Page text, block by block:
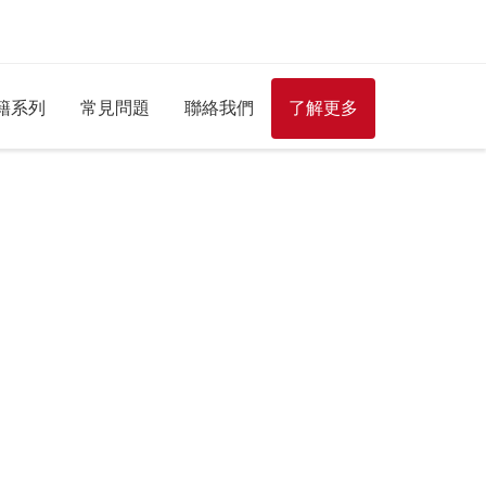
系列 常見問題 聯絡我們 了解更多